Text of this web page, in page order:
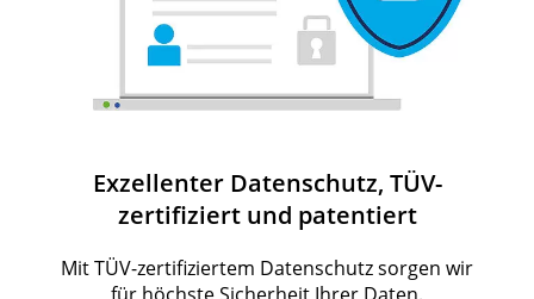
Exzellenter Datenschutz, TÜV-
zertifiziert und patentiert
Mit TÜV-zertifiziertem Datenschutz sorgen wir